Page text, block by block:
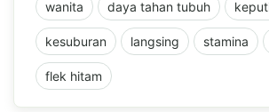
wanita daya tahan tubuh
kesuburan langsing stamina
flek hitam